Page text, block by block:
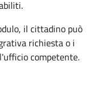
il cittadino può
richiesta o i
competente.